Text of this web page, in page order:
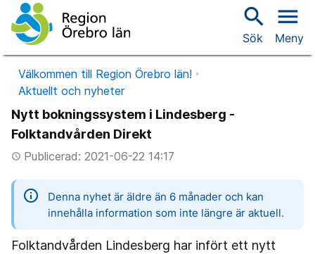
search
Sök
menu
Meny
Välkommen till Region Örebro län!
Aktuellt och nyheter
Nytt bokningssystem i Lindesberg -
Folktandvården Direkt
access_timePublicerad: 2021-06-22 14:17
information
Denna nyhet är äldre än 6 månader och kan
innehålla information som inte längre är aktuell.
Folktandvården Lindesberg har infört ett nytt